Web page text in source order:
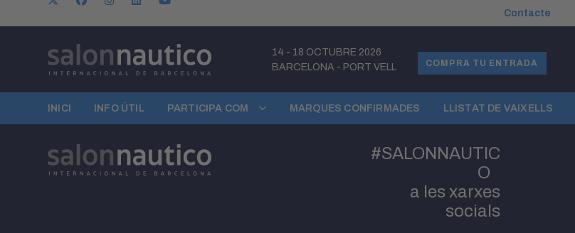
Contacte
14 - 18 OCTUBRE 2026
BARCELONA - PORT VELL COMPRA TU ENTRADA
INICI INFO ÚTIL PARTICIPA COM MARQUES CONFIRMADES LLISTAT DE VAIXELLS
#SALONNAUTIC
O
a les xarxes
socials